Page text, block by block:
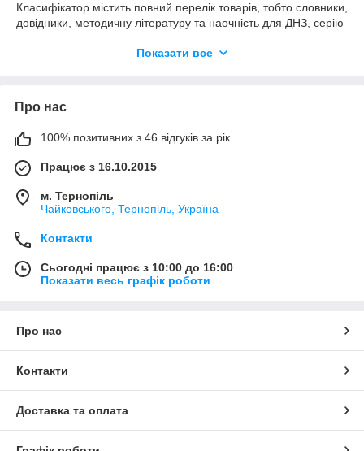
Класифікатор містить повний перелік товарів, тобто словники,
довідники, методичну літературу та наочність для ДНЗ, серію
ексклюзивні методи навчання, навчально-методична
як Основа, Підручники і посібники, УЛА та інші. Посібники
рекомендовані для психологів, педагогів і вихователів
дошкільних установ.
Показати все
Про нас
100% позитивних з 46 відгуків за рік
Працює з 16.10.2015
м. Тернопіль
Чайковського, Тернопіль, Україна
Контакти
Сьогодні працює з 10:00 до 16:00
Показати весь графік роботи
Про нас
Контакти
Доставка та оплата